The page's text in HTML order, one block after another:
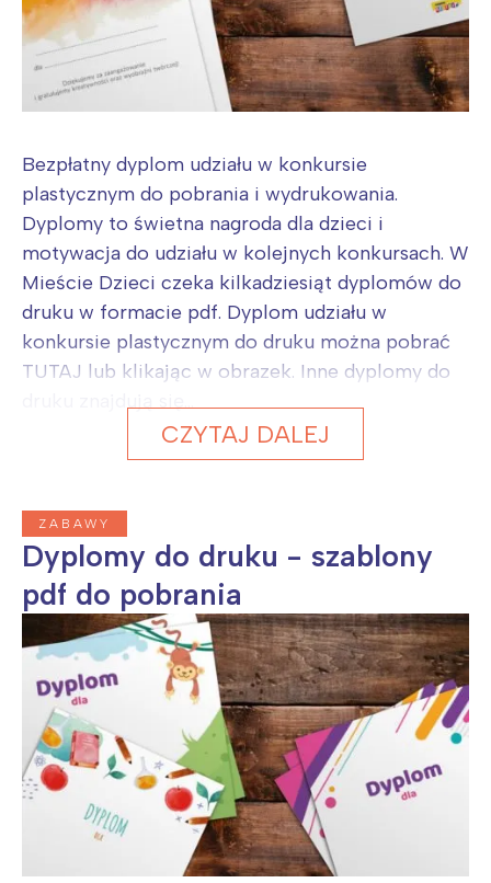
Bezpłatny dyplom udziału w konkursie
plastycznym do pobrania i wydrukowania.
Dyplomy to świetna nagroda dla dzieci i
motywacja do udziału w kolejnych konkursach. W
Mieście Dzieci czeka kilkadziesiąt dyplomów do
druku w formacie pdf. Dyplom udziału w
konkursie plastycznym do druku można pobrać
TUTAJ lub klikając w obrazek. Inne dyplomy do
CZYTAJ DALEJ
ZABAWY
Dyplomy do druku - szablony
pdf do pobrania